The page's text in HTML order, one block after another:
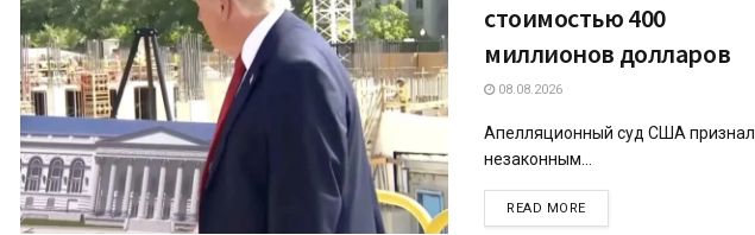
стоимостью 400
миллионов долларов
08.08.2026
Апелляционный суд США признал
незаконным...
READ MOREDETAILS